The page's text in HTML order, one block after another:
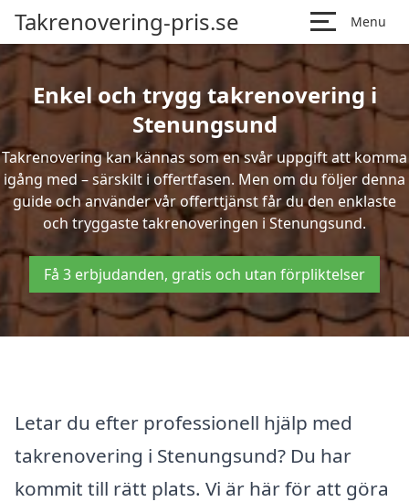
Takrenovering-pris.se Menu
Enkel och trygg takrenovering i
Stenungsund
Takrenovering kan kännas som en svår uppgift att komma
igång med – särskilt i offertfasen. Men om du följer denna
guide och använder vår offerttjänst får du den enklaste
och tryggaste takrenoveringen i Stenungsund.
Få 3 erbjudanden, gratis och utan förpliktelser
Letar du efter professionell hjälp med
takrenovering i Stenungsund? Du har
kommit till rätt plats. Vi är här för att göra